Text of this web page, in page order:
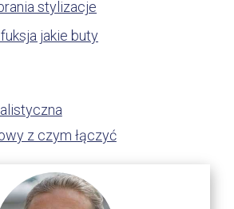
stylizacje
jakie buty
z czym łączyć